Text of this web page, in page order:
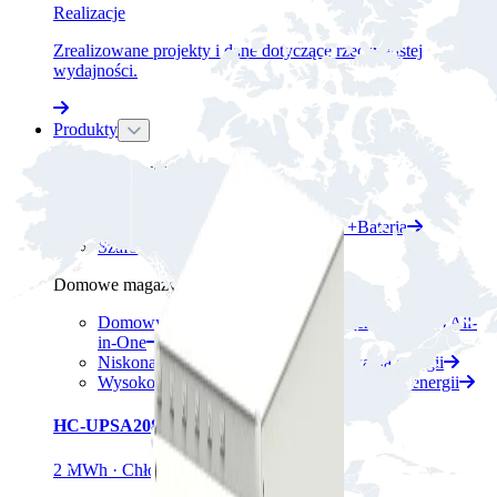
Realizacje
Zrealizowane projekty i dane dotyczące rzeczywistej
wydajności.
Produkty
Magazyny energii C&I
System magazynowania energii PV+Bateria
Szafowy magazyn energii
Domowe magazyny energii
Domowy system magazynowania energii (BESS) All-
in-One
Niskonapięciowy system magazynowania energii
Wysokonapięciowy system magazynowania energii
HC-UPSA2089L
2 MWh · Chłodzenie cieczą